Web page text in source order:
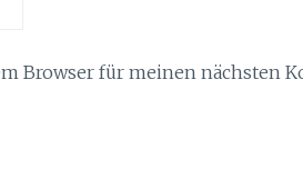
Browser für meinen nächsten